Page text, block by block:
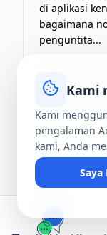
di aplikasi
bagaimana
penguntita...
Kami
Kami
pengalaman
kami, Anda